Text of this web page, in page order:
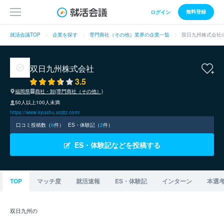
ログイン 無料登録
就活会議TOP 企業を探す 専門商社（その他）業界の企業一覧 双日九州株式会社
双日九州株式会社
3.5
福岡県
商社・卸(専門商社（その他）)
50人以上100人未満
https://www.kyushu.sojitz.com/
口コミ投稿数（6件） ES・体験記（2件）
ES・体験記などを投稿する
TOP マッチ度 就活速報 ES・体験記 インターン 本選
双日九州の